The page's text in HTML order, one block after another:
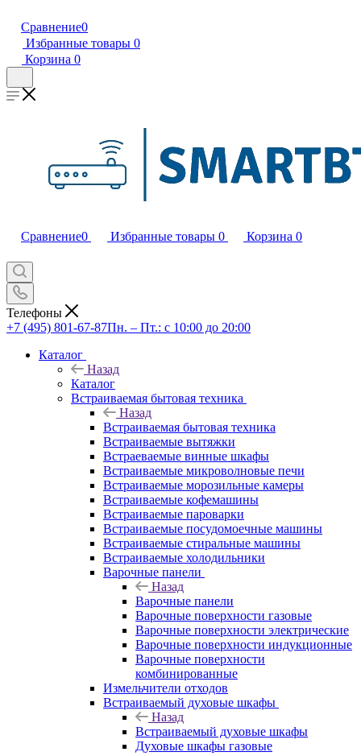
Сравнение0
Избранные товары 0
Корзина 0
Сравнение0 Избранные товары 0 Корзина 0
Телефоны
+7 (495) 801-67-87Пн. – Пт.: с 10:00 до 20:00
Каталог
Назад
Каталог
Встраиваемая бытовая техника
Назад
Встраиваемая бытовая техника
Встраиваемые вытяжки
Встраеваемые винные шкафы
Встраиваемые микроволновые печи
Встраиваемые морозильные камеры
Встраиваемые кофемашины
Встраиваемые пароварки
Встраиваемые посудомоечные машины
Встраиваемые стиральные машины
Встраиваемые холодильники
Варочные панели
Назад
Варочные панели
Варочные поверхности газовые
Варочные поверхности электрические
Варочные поверхности индукционные
Варочные поверхности
комбинированные
Измельчители отходов
Встраиваемый духовые шкафы
Назад
Встраиваемый духовые шкафы
Духовые шкафы газовые